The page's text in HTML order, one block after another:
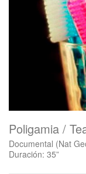
Poligamia /
Documental (Nat
Duración: 35”